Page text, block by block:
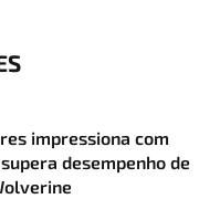
impressiona com
desempenho de